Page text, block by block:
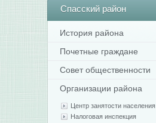
Спасскийрайон
История района
Почетные граждане
Совет общественности
Организации района
Центр занятости населения
Налоговая инспекция